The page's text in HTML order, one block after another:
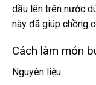
dầu lên trên nước
này đã giúp chồng
Cách làm món
Nguyên liệu